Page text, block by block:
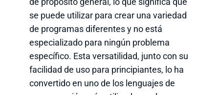
se puede utilizar para crear una variedad
de programas diferentes y no está
especializado para ningún problema
específico. Esta versatilidad, junto con su
facilidad de uso para principiantes, lo ha
convertido en uno de los lenguajes de